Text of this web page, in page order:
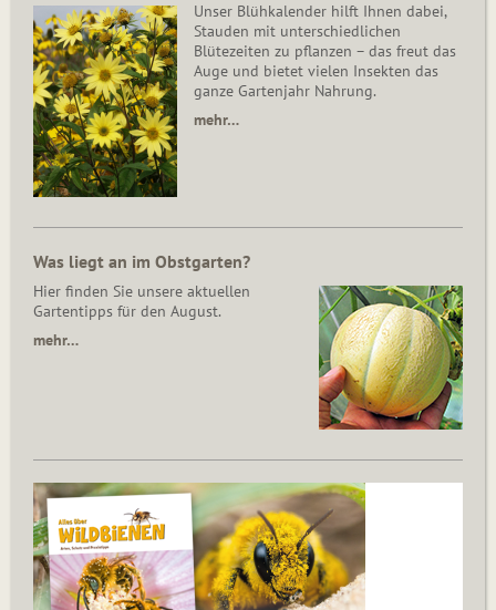
Unser Blühkalender hilft Ihnen dabei,
Stauden mit unterschiedlichen
Blütezeiten zu pflanzen – das freut das
Auge und bietet vielen Insekten das
ganze Gartenjahr Nahrung.
mehr…
Was liegt an im Obstgarten?
Hier finden Sie unsere aktuellen
Gartentipps für den August.
mehr…